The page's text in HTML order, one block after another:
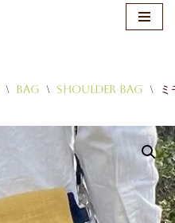
\ Bag \ Shoulder Bag \